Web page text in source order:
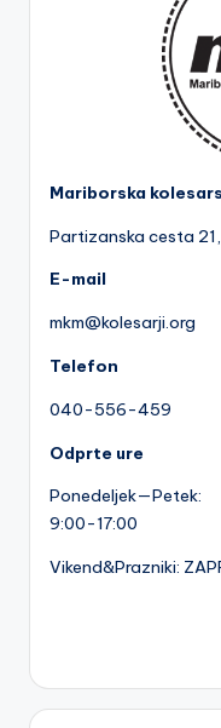
Mariborska
Partizanska cesta 2
E-mail
mkm@kolesarji.org
Telefon
040-556-459
Odprte ure
Ponedeljek—Petek:
9:00-17:00
Vikend&Prazniki: